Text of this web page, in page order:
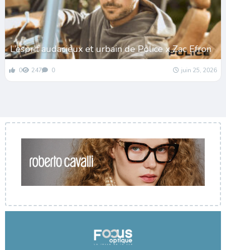
L’esprit audacieux et urbain de Police x Zac Efron
0 247 0 juin 25, 2026